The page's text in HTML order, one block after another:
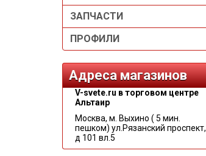
ЗАПЧАСТИ
ПРОФИЛИ
Адреса магазинов
V-svete.ru в торговом центре
Альтаир
Москва, м. Выхино ( 5 мин.
пешком) ул.Рязанский проспект,
д 101 вл.5